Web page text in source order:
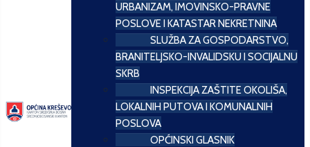
URBANIZAM, IMOVINSKO-PRAVNE
POSLOVE I KATASTAR NEKRETNINA
SLUŽBA ZA GOSPODARSTVO,
BRANITELJSKO-INVALIDSKU I SOCIJALNU
SKRB
INSPEKCIJA ZAŠTITE OKOLIŠA,
LOKALNIH PUTOVA I KOMUNALNIH
POSLOVA
OPĆINSKI GLASNIK